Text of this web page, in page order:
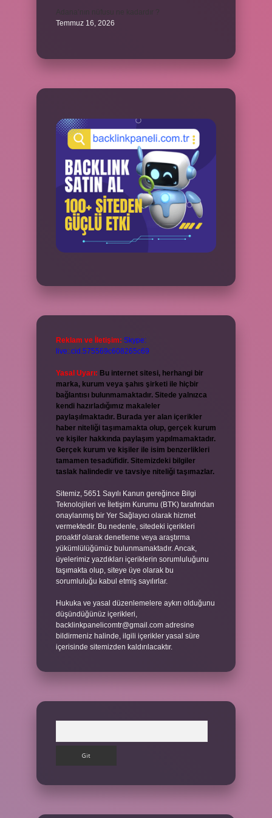
Temmuz 16, 2026
Reklam ve İletişim: Skype:
live:.cid.575569c608265c69
Yasal Uyarı: Bu internet sitesi, herhangi bir
marka, kurum veya şahıs şirketi ile hiçbir
bağlantısı bulunmamaktadır. Sitede yalnızca
kendi hazırladığımız makaleler
paylaşılmaktadır. Burada yer alan içerikler
haber niteliği taşımamakta olup, gerçek kurum
ve kişiler hakkında paylaşım yapılmamaktadır.
Gerçek kurum ve kişiler ile isim benzerlikleri
tamamen tesadüfidir. Sitemizdeki bilgiler
taslak halindedir ve tavsiye niteliği taşımazlar.
Sitemiz, 5651 Sayılı Kanun gereğince Bilgi
Teknolojileri ve İletişim Kurumu (BTK) tarafından
onaylanmış bir Yer Sağlayıcı olarak hizmet
vermektedir. Bu nedenle, sitedeki içerikleri
proaktif olarak denetleme veya araştırma
yükümlülüğümüz bulunmamaktadır. Ancak,
üyelerimiz yazdıkları içeriklerin sorumluluğunu
taşımakta olup, siteye üye olarak bu
sorumluluğu kabul etmiş sayılırlar.
Hukuka ve yasal düzenlemelere aykırı olduğunu
düşündüğünüz içerikleri,
backlinkpanelicomtr@gmail.com adresine
bildirmeniz halinde, ilgili içerikler yasal süre
içerisinde sitemizden kaldırılacaktır.